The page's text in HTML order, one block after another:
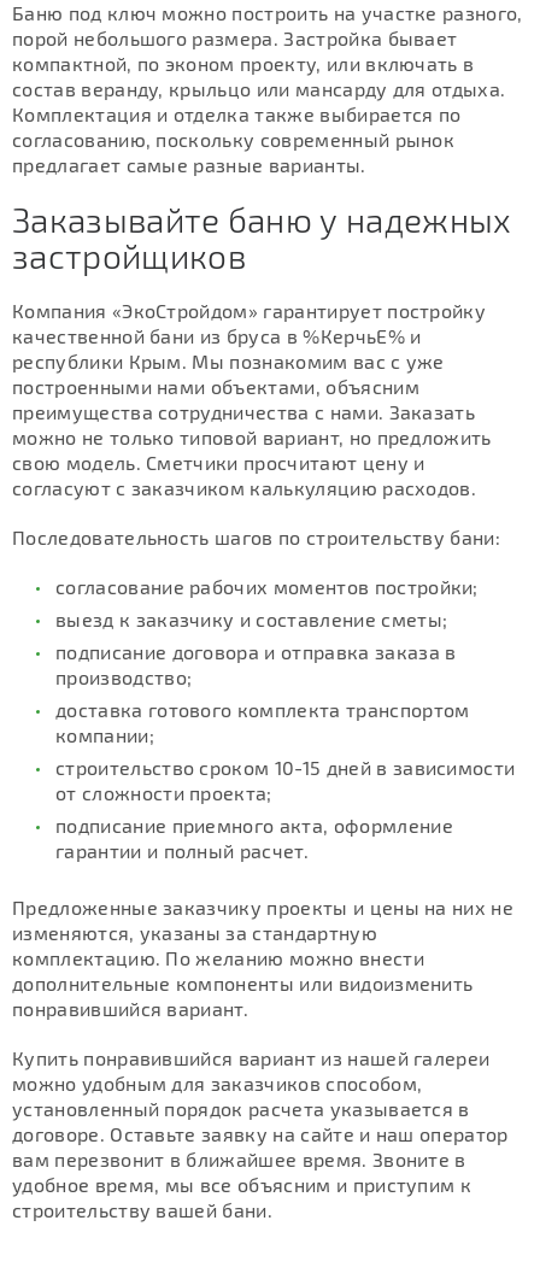
Баню под ключ можно построить на участке разного,
порой небольшого размера. Застройка бывает
компактной, по эконом проекту, или включать в
состав веранду, крыльцо или мансарду для отдыха.
Комплектация и отделка также выбирается по
согласованию, поскольку современный рынок
предлагает самые разные варианты.
Заказывайте баню у надежных
застройщиков
Компания «ЭкоСтройдом» гарантирует постройку
качественной бани из бруса в %КерчьЕ% и
республики Крым. Мы познакомим вас с уже
построенными нами объектами, объясним
преимущества сотрудничества с нами. Заказать
можно не только типовой вариант, но предложить
свою модель. Сметчики просчитают цену и
согласуют с заказчиком калькуляцию расходов.
Последовательность шагов по строительству бани:
согласование рабочих моментов постройки;
выезд к заказчику и составление сметы;
подписание договора и отправка заказа в
производство;
доставка готового комплекта транспортом
компании;
строительство сроком 10-15 дней в зависимости
от сложности проекта;
подписание приемного акта, оформление
гарантии и полный расчет.
Предложенные заказчику проекты и цены на них не
изменяются, указаны за стандартную
комплектацию. По желанию можно внести
дополнительные компоненты или видоизменить
понравившийся вариант.
Купить понравившийся вариант из нашей галереи
можно удобным для заказчиков способом,
установленный порядок расчета указывается в
договоре. Оставьте заявку на сайте и наш оператор
вам перезвонит в ближайшее время. Звоните в
удобное время, мы все объясним и приступим к
строительству вашей бани.